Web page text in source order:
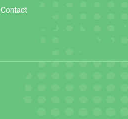
Contact